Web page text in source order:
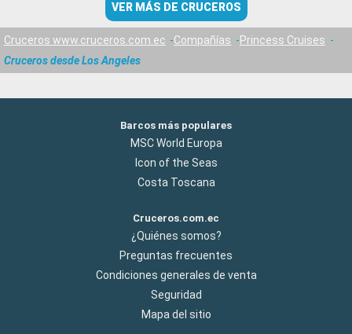
VER MÁS DE CRUCEROS
Cruceros www.cruceros.com.ec Compañías
Princess Cruises
Cruceros desde Los Angeles
Barcos más populares
MSC World Europa
Icon of the Seas
Costa Toscana
Cruceros.com.ec
¿Quiénes somos?
Preguntas frecuentes
Condiciones generales de venta
Seguridad
Mapa del sitio